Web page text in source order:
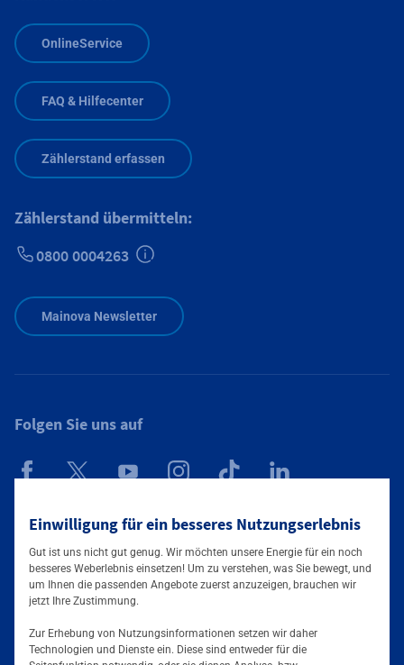
Einwilligung für ein besseres Nutzungserlebnis
Gut ist uns nicht gut genug. Wir möchten unsere Energie für ein noch
besseres Weberlebnis einsetzen! Um zu verstehen, was Sie bewegt, und
um Ihnen die passenden Angebote zuerst anzuzeigen, brauchen wir
jetzt Ihre Zustimmung.
Zur Erhebung von Nutzungsinformationen setzen wir daher
Technologien und Dienste ein. Diese sind entweder für die
OnlineService
FAQ & Hilfecenter
Zählerstand erfassen
Zählerstand übermitteln:
0800 0004263
Mainova Newsletter
Folgen Sie uns auf
Mainova App